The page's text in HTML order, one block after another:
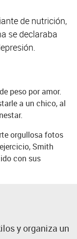
de nutrición,
se declaraba
peso por amor.
a un chico, al
orgullosa fotos
Smith
con sus
y organiza un